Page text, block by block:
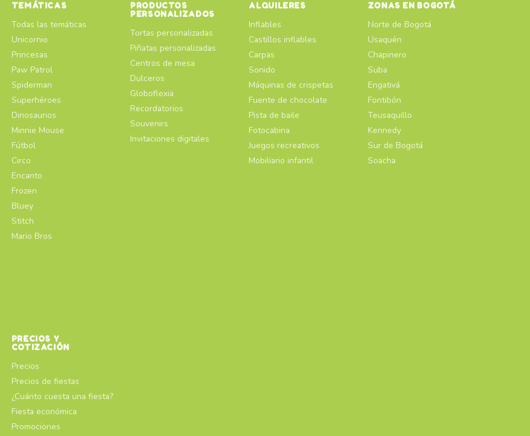
TEMÁTICAS
Todas las temáticas
Unicornio
Princesas
Paw Patrol
Spiderman
Superhéroes
Dinosaurios
Minnie Mouse
Fútbol
Circo
Encanto
Frozen
Bluey
Stitch
Mario Bros
PRODUCTOS
PERSONALIZADOS
Tortas personalizadas
Piñatas personalizadas
Centros de mesa
Dulceros
Globoflexia
Recordatorios
Souvenirs
Invitaciones digitales
ALQUILERES
Inflables
Castillos inflables
Carpas
Sonido
Máquinas de crispetas
Fuente de chocolate
Pista de baile
Fotocabina
Juegos recreativos
Mobiliario infantil
ZONAS EN BOGOTÁ
Norte de Bogotá
Usaquén
Chapinero
Suba
Engativá
Fontibón
Teusaquillo
Kennedy
Sur de Bogotá
Soacha
PRECIOS Y
COTIZACIÓN
Precios
Precios de fiestas
¿Cuánto cuesta una fiesta?
Fiesta económica
Promociones